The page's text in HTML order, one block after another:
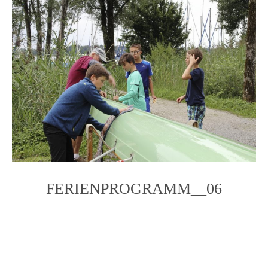
FERIENPROGRAMM__06